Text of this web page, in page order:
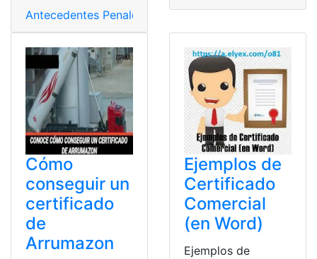
Antecedentes Penales Certificados,Consultas,
Cómo
conseguir un
certificado
de
Arrumazon
Ejemplos de
Certificado
Comercial
(en Word)
Ejemplos de